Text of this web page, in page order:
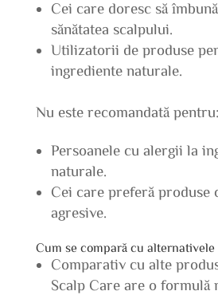
Cei care doresc să
sănătatea scalpului.
Utilizatorii de produse
ingrediente naturale.
Nu este recomandată pentru:
Persoanele cu alergii la
naturale.
Cei care preferă produse
agresive.
Cum se compară cu alternativele
Comparativ cu alte
Scalp Care are o formulă